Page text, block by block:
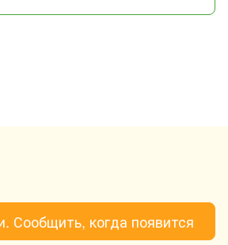
Сообщить, когда появится